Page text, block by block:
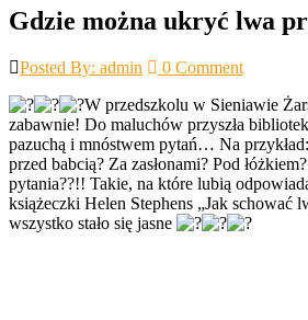
Gdzie można ukryć lwa
Posted By: admin
0 Comment
W przedszkolu w Sieniawie
zabawnie! Do maluchów przyszła
pazuchą i mnóstwem pytań… Na
przed babcią? Za zasłonami? Pod
pytania??!! Takie, na które lubią
książeczki Helen Stephens „Jak schować
wszystko stało się jasne